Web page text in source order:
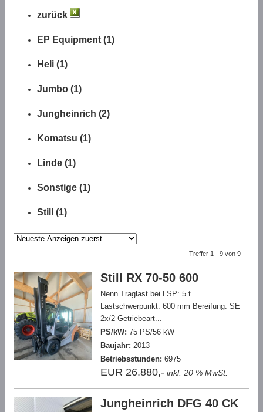
zurück
EP Equipment (1)
Heli (1)
Jumbo (1)
Jungheinrich (2)
Komatsu (1)
Linde (1)
Sonstige (1)
Still (1)
Treffer 1 - 9 von 9
Still RX 70-50 600
Nenn Traglast bei LSP: 5 t
Lastschwerpunkt: 600 mm Bereifung: SE
2x/2 Getriebeart...
PS/kW: 75 PS/56 kW
Baujahr: 2013
Betriebsstunden: 6975
EUR 26.880,- inkl. 20 % MwSt.
Jungheinrich DFG 40 CK